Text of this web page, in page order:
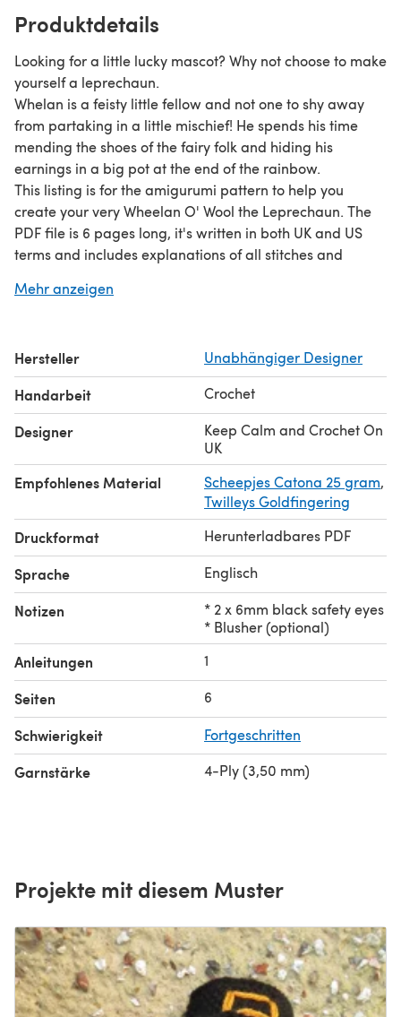
Produktdetails
Looking for a little lucky mascot? Why not choose to make
yourself a leprechaun.
Whelan is a feisty little fellow and not one to shy away
from partaking in a little mischief! He spends his time
mending the shoes of the fairy folk and hiding his
earnings in a big pot at the end of the rainbow.
This listing is for the amigurumi pattern to help you
create your very Wheelan O' Wool the Leprechaun. The
PDF file is 6 pages long, it's written in both UK and US
terms and includes explanations of all stitches and
Mehr anzeigen
Hersteller Unabhängiger Designer
Handarbeit Crochet
Designer
Keep Calm and Crochet On
UK
Empfohlenes Material Scheepjes Catona 25 gram,
Twilleys Goldfingering
Druckformat Herunterladbares PDF
Sprache Englisch
Notizen
* 2 x 6mm black safety eyes
* Blusher (optional)
Anleitungen 1
Seiten 6
Schwierigkeit Fortgeschritten
Garnstärke 4-Ply (3,50 mm)
Projekte mit diesem Muster